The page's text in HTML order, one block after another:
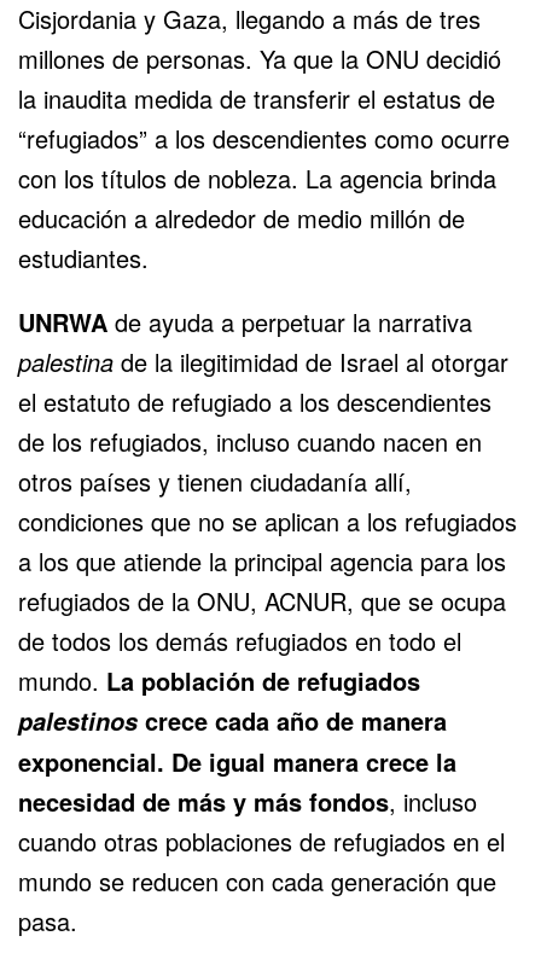
Cisjordania y Gaza, llegando a más de tres
millones de personas. Ya que la ONU decidió
la inaudita medida de transferir el estatus de
“refugiados” a los descendientes como ocurre
con los títulos de nobleza. La agencia brinda
educación a alrededor de medio millón de
estudiantes.
UNRWA de ayuda a perpetuar la narrativa
palestina de la ilegitimidad de Israel al otorgar
el estatuto de refugiado a los descendientes
de los refugiados, incluso cuando nacen en
otros países y tienen ciudadanía allí,
condiciones que no se aplican a los refugiados
a los que atiende la principal agencia para los
refugiados de la ONU, ACNUR, que se ocupa
de todos los demás refugiados en todo el
mundo. La población de refugiados
palestinos crece cada año de manera
exponencial. De igual manera crece la
necesidad de más y más fondos, incluso
cuando otras poblaciones de refugiados en el
mundo se reducen con cada generación que
pasa.